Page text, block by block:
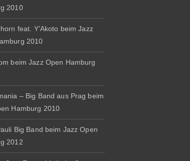
2010
feat. Y’Akoto beim Jazz
2010
beim Jazz Open Hamburg
– Big Band aus Prag beim
Hamburg 2010
Big Band beim Jazz Open
2012